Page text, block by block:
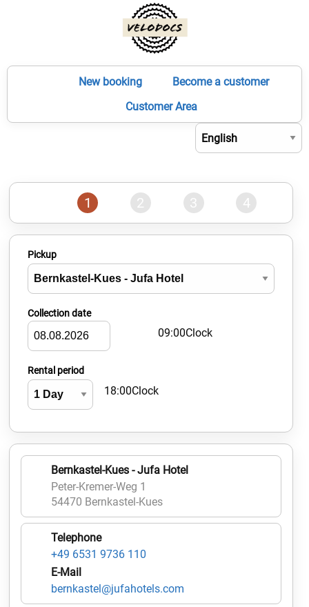
New booking
Become a customer
Customer Area
1 2 3 4
Pickup
Collection date
09:00Clock
Rental period
18:00Clock
Bernkastel-Kues - Jufa Hotel
Peter-Kremer-Weg 1
54470 Bernkastel-Kues
Telephone
+49 6531 9736 110
E-Mail
bernkastel@jufahotels.com